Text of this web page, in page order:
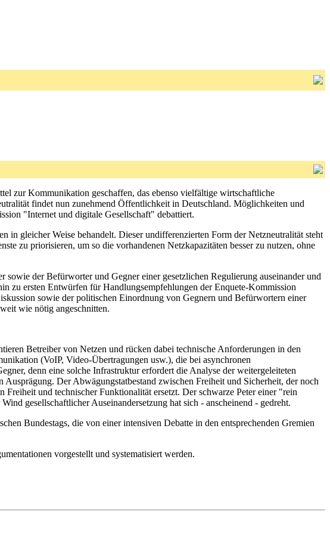
zur Kommunikation geschaffen, das ebenso vielfältige wirtschaftliche
findet nun zunehmend Öffentlichkeit in Deutschland. Möglichkeiten und
"Internet und digitale Gesellschaft" debattiert.
in gleicher Weise behandelt. Dieser undifferenzierten Form der Netzneutralität steht
zu priorisieren, um so die vorhandenen Netzkapazitäten besser zu nutzen, ohne
der Befürworter und Gegner einer gesetzlichen Regulierung auseinander und
zu ersten Entwürfen für Handlungsempfehlungen der Enquete-Kommission
sowie der politischen Einordnung von Gegnern und Befürwortern einer
wie nötig angeschnitten.
Betreiber von Netzen und rücken dabei technische Anforderungen in den
(VoIP, Video-Übertragungen usw.), die bei asynchronen
denn eine solche Infrastruktur erfordert die Analyse der weitergeleiteten
Der Abwägungstatbestand zwischen Freiheit und Sicherheit, der noch
und technischer Funktionalität ersetzt. Der schwarze Peter einer "rein
gesellschaftlicher Auseinandersetzung hat sich - anscheinend - gedreht.
Bundestags, die von einer intensiven Debatte in den entsprechenden Gremien
vorgestellt und systematisiert werden.